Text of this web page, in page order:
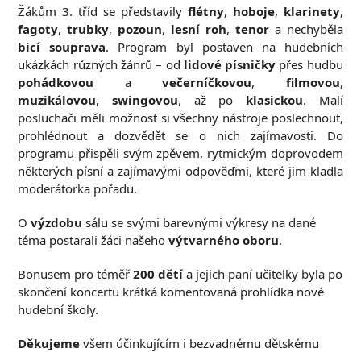
Žákům 3. tříd se představily flétny, hoboje, klarinety,
fagoty,trubky, pozoun, lesní roh, tenora nechyběla
bicí souprava. Program byl postaven na hudebních
ukázkách různých žánrů – od lidové písničky přes hudbu
pohádkovou avečerníčkovou, filmovou,
muzikálovou,swingovou, až po klasickou. Malí
posluchači měli možnost si všechny nástroje poslechnout,
prohlédnout a dozvědět se o nich zajímavosti. Do
programu přispěli svým zpěvem, rytmickým doprovodem
některých písní a zajímavými odpověďmi, které jim kladla
moderátorka pořadu.
Ovýzdobu sálu se svými barevnými výkresy na dané
téma postarali žáci našehovýtvarného oboru.
Bonusem pro téměř200 dětí a jejich paní učitelky byla po
skončení koncertu krátká komentovaná prohlídka nové
hudební školy.
Děkujeme všem účinkujícím i bezvadnému dětskému